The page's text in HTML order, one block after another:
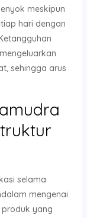
meskipun
hari dengan
sehingga arus
selama
mengenai
yang